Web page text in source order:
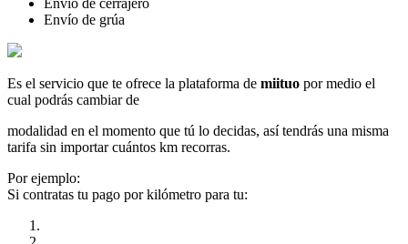
Envío de grúa
Es el servicio que te ofrece la plataforma de miituo por medio el
cual podrás cambiar de
modalidad en el momento que tú lo decidas, así tendrás una misma
tarifa sin importar cuántos km recorras.
Por ejemplo:
Si contratas tu pago por kilómetro para tu: